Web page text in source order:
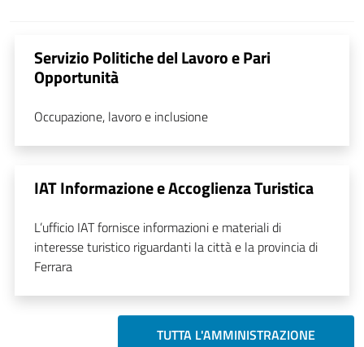
Servizio Politiche del Lavoro e Pari
Opportunità
Occupazione, lavoro e inclusione
IAT Informazione e Accoglienza Turistica
L’ufficio IAT fornisce informazioni e materiali di
interesse turistico riguardanti la città e la provincia di
Ferrara
TUTTA L'AMMINISTRAZIONE